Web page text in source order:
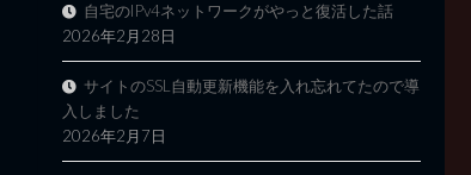
自宅のIPv4ネットワークがやっと復活した話
2026年2月28日
サイトのSSL自動更新機能を入れ忘れてたので導
入しました
2026年2月7日